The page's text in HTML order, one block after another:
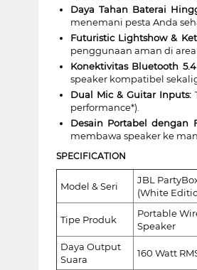
Daya Tahan Baterai
menemani pesta Anda
Futuristic Lightshow &
penggunaan aman di
Konektivitas Bluetooth
speaker kompatibel
Dual Mic & Guitar Inputs:
performance*).
Desain Portabel dengan
membawa speaker ke
SPECIFICATION
Model & Seri
JBL
(White
Tipe Produk
Portable
Speaker
Daya Output
Suara
160 Watt